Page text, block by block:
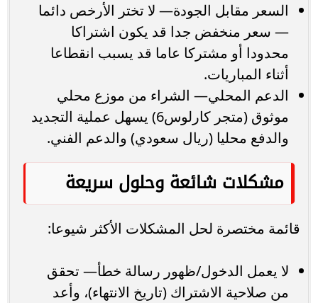
السعر مقابل الجودة— لا تختر الأرخص دائما
— سعر منخفض جدا قد يكون اشتراكا
محدودا أو مشتركا عاما قد يسبب انقطاعا
أثناء المباريات.
الدعم المحلي— الشراء من موزع محلي
موثوق (متجر كارلوس6) يسهل عملية التجديد
والدفع محليا (ريال سعودي) والدعم الفني.
مشكلات شائعة وحلول سريعة
قائمة مختصرة لحل المشكلات الأكثر شيوعا:
لا يعمل الدخول/ظهور رسالة خطأ— تحقق
من صلاحية الاشتراك (تاريخ الانتهاء)، وأعد